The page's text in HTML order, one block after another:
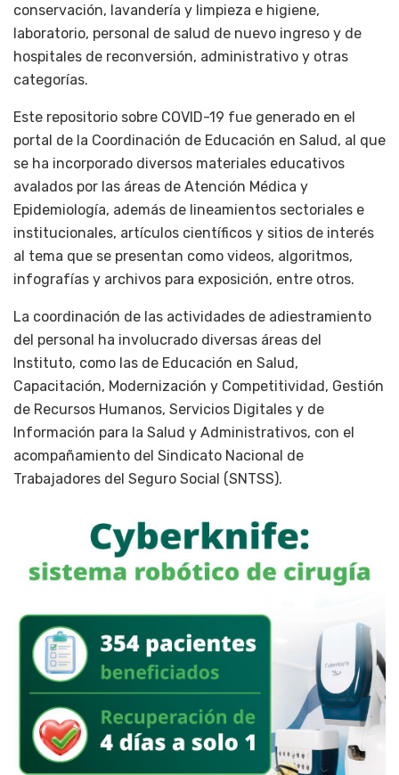
conservación, lavandería y limpieza e higiene,
laboratorio, personal de salud de nuevo ingreso y de
hospitales de reconversión, administrativo y otras
categorías.
Este repositorio sobre COVID-19 fue generado en el
portal de la Coordinación de Educación en Salud, al que
se ha incorporado diversos materiales educativos
avalados por las áreas de Atención Médica y
Epidemiología, además de lineamientos sectoriales e
institucionales, artículos científicos y sitios de interés
al tema que se presentan como videos, algoritmos,
infografías y archivos para exposición, entre otros.
La coordinación de las actividades de adiestramiento
del personal ha involucrado diversas áreas del
Instituto, como las de Educación en Salud,
Capacitación, Modernización y Competitividad, Gestión
de Recursos Humanos, Servicios Digitales y de
Información para la Salud y Administrativos, con el
acompañamiento del Sindicato Nacional de
Trabajadores del Seguro Social (SNTSS).